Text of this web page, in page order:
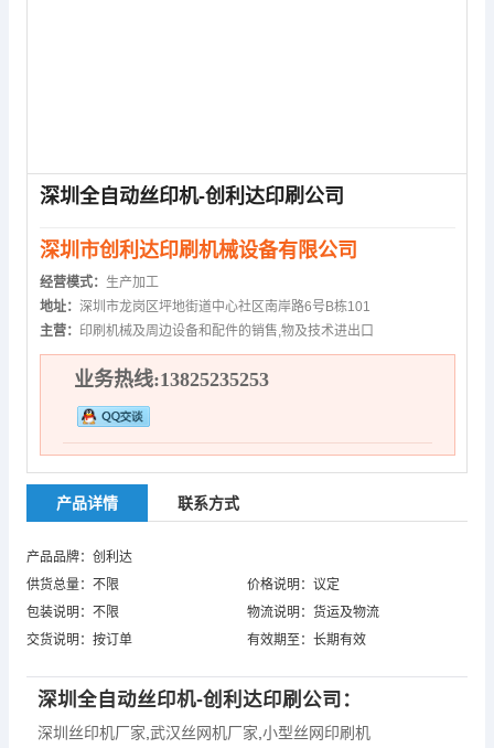
深圳全自动丝印机-创利达印刷公司
深圳市创利达印刷机械设备有限公司
经营模式： 生产加工
地址： 深圳市龙岗区坪地街道中心社区南岸路6号B栋101
主营： 印刷机械及周边设备和配件的销售,物及技术进出口
业务热线:13825235253
产品详情 联系方式
产品品牌：创利达
供货总量：不限
价格说明：议定
包装说明：不限
物流说明：货运及物流
交货说明：按订单
有效期至：长期有效
深圳全自动丝印机-创利达印刷公司：
深圳丝印机厂家 武汉丝网机厂家 小型丝网印刷机